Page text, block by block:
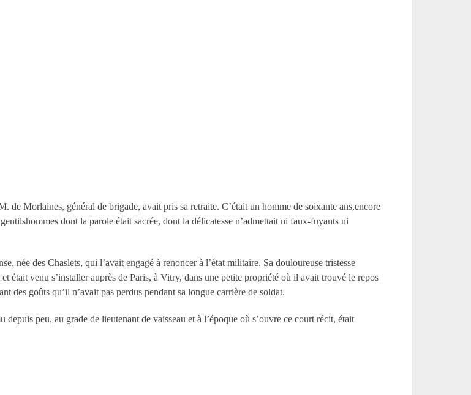
de Morlaines, général de brigade, avait pris sa retraite. C’était un homme de soixante ans,encore
dont la parole était sacrée, dont la délicatesse n’admettait ni faux-fuyants ni
née des Chaslets, qui l’avait engagé à renoncer à l’état militaire. Sa douloureuse tristesse
était venu s’installer auprès de Paris, à Vitry, dans une petite propriété où il avait trouvé le repos
des goûts qu’il n’avait pas perdus pendant sa longue carrière de soldat.
peu, au grade de lieutenant de vaisseau et à l’époque où s’ouvre ce court récit, était